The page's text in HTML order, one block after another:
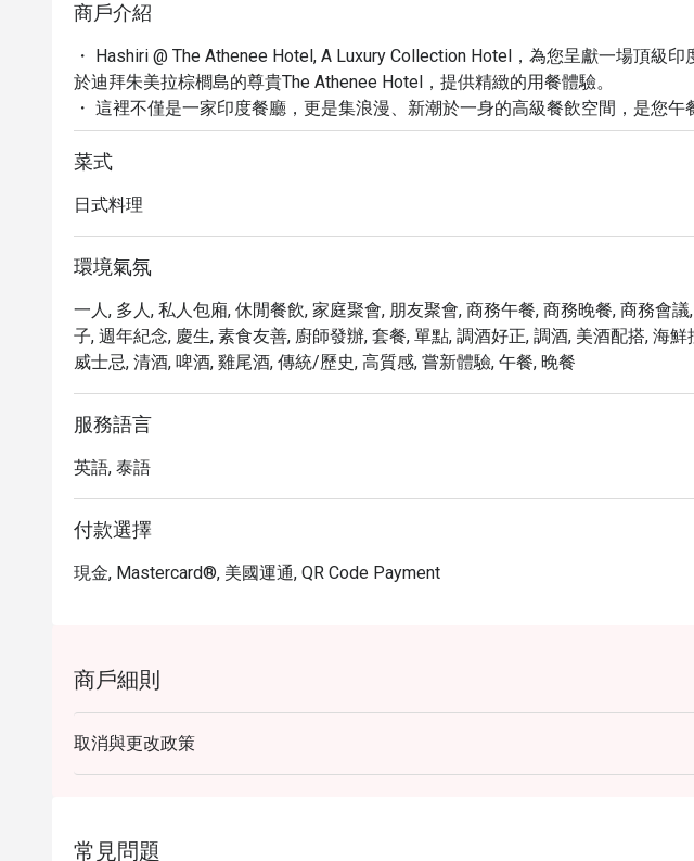
商戶介紹
・ Hashiri @ The Athenee Hotel, A Luxury Collection Hotel，為您呈獻一場頂級
於迪拜朱美拉棕櫚島的尊貴The Athenee Hotel，提供精緻的用餐體驗。
・ 這裡不僅是一家印度餐廳，更是集浪漫、新潮於一身的高級餐飲空間，是您午
擇。憑藉 4.7 的高評價與超過 1000 則的顧客讚譽，Hashiri 讓您安心享受。
・ 探索我們的精選菜單，特別推薦經典的奶油雞，以及您可以在其他地方難以尋
・ 透過 Eatigo 預訂，您最高可享 5 折優惠，輕鬆預訂您心儀的用餐時段，享受物
食。
菜式
日式料理
環境氣氛
一人, 多人, 私人包廂, 休閒餐飲, 家庭聚會, 朋友聚會, 商務午餐, 商務晚餐, 商務會議
子, 週年紀念, 慶生, 素食友善, 廚師發辦, 套餐, 單點, 調酒好正, 調酒, 美酒配搭, 海鮮
威士忌, 清酒, 啤酒, 雞尾酒, 傳統/歷史, 高質感, 嘗新體驗, 午餐, 晚餐
服務語言
英語, 泰語
付款選擇
現金, Mastercard®, 美國運通, QR Code Payment
商戶細則
取消與更改政策
常見問題